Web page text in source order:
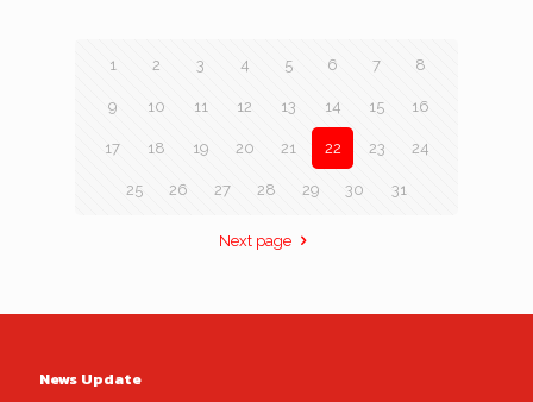
1 2 3 4 5 6 7 8
9 10 11 12 13 14 15 16
17 18 19 20 21 22 23 24
25 26 27 28 29 30 31
Next page
News Update